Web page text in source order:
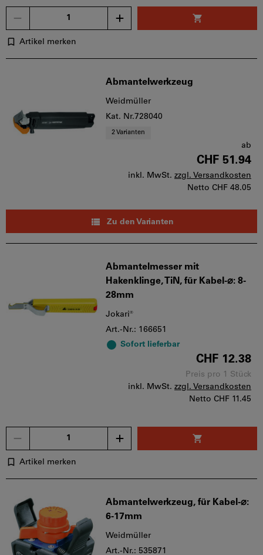
Artikel merken
Abmantelwerkzeug
Weidmüller
Kat. Nr.728040
2 Varianten
ab
CHF 51.94
inkl. MwSt. zzgl. Versandkosten
Netto CHF 48.05
Zu den Varianten
Abmantelmesser mit
Hakenklinge, TiN, für Kabel-⌀: 8-
28mm
Jokari®
Art.-Nr.: 166651
Sofort lieferbar
CHF 12.38
Preis pro 1 Stück
inkl. MwSt. zzgl. Versandkosten
Netto CHF 11.45
Artikel merken
Abmantelwerkzeug, für Kabel-⌀:
6-17mm
Weidmüller
Art.-Nr.: 535871